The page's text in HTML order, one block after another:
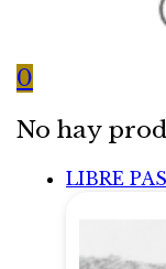
0
No hay
LIBRE